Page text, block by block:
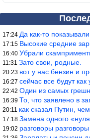
17:24 Да как-то показывали,
17:15 Высокие средние
16:40 Убрали
11:31 Зато свои, родные.
20:23 вот у нас бензин и
16:27 сейчас все будут как
22:42 Один из самых
16:39 То, что заявлено в
20:11 как сказал Путин, чем
17:18 Замена одного «нуля»
19:02 разговоры